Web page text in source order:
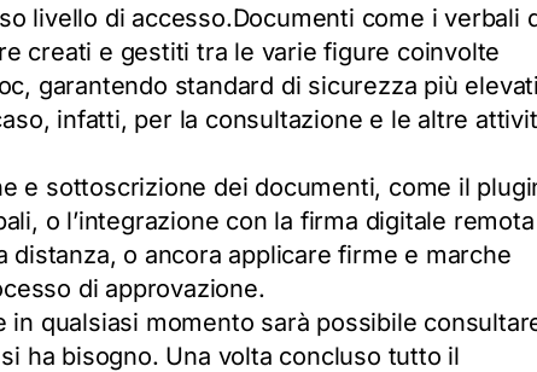
livello di accesso.Documenti come i verbali
creati e gestiti tra le varie figure coinvolte
garantendo standard di sicurezza più
infatti, per la consultazione e le altre
e sottoscrizione dei documenti, come il
o l’integrazione con la firma digitale remota
o ancora applicare firme e marche
di approvazione.
qualsiasi momento sarà possibile
ha bisogno. Una volta concluso tutto il